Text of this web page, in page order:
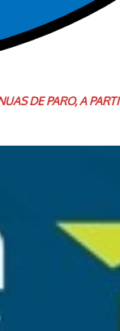
PARO, A